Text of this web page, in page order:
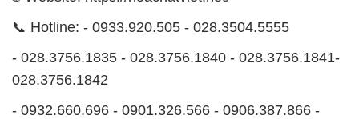
doanh của chúng tôi. Chúng tôi luôn ý thức rằng mỗi
sản phẩm mà chúng tôi cung cấp cần phải đáp ứng
tiêu chuẩn chất lượng cao, đảm bảo sự hài lòng của